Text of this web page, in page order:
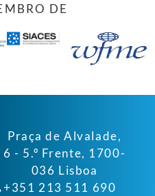
DE
Praça de Alvalade,
6 - 5.º Frente, 1700-
036 Lisboa
+351 213 511 690